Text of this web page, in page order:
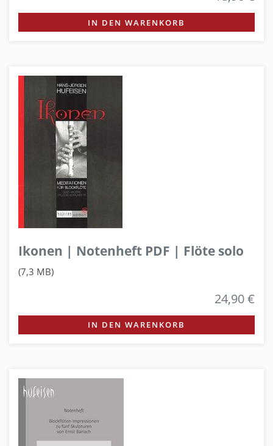
IN DEN WARENKORB
Ikonen | Notenheft PDF | Flöte solo
(7,3 MB)
24,90 €
IN DEN WARENKORB